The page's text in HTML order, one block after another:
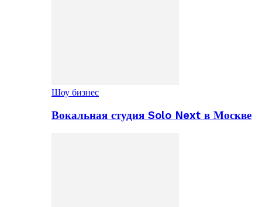
Шоу бизнес
Вокальная студия Solo Next в Москве